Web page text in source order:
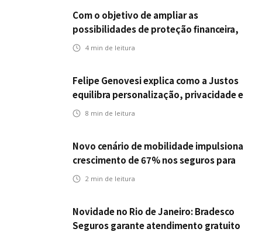
Com o objetivo de ampliar as
possibilidades de proteção financeira,
Icatu Seguros eleva capital segurado
4 min de leitura
Felipe Genovesi explica como a Justos
equilibra personalização, privacidade e
tecnologia
8 min de leitura
Novo cenário de mobilidade impulsiona
crescimento de 67% nos seguros para
veículos elétricos da Bradesco Seguros
2 min de leitura
Novidade no Rio de Janeiro: Bradesco
Seguros garante atendimento gratuito